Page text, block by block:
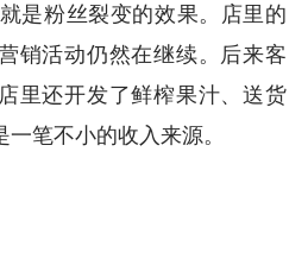
是粉丝裂变的效果。店里的
销活动仍然在继续。后来客
里还开发了鲜榨果汁、送货
一笔不小的收入来源。